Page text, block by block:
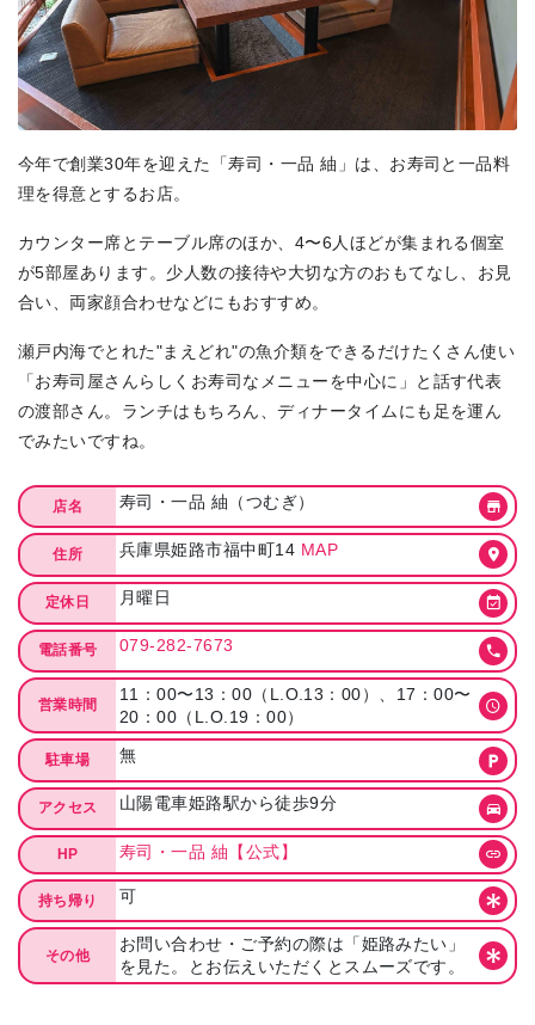
今年で創業30年を迎えた「寿司・一品 紬」は、お寿司と一品料
理を得意とするお店。
カウンター席とテーブル席のほか、4〜6人ほどが集まれる個室
が5部屋あります。少人数の接待や大切な方のおもてなし、お見
合い、両家顔合わせなどにもおすすめ。
瀬戸内海でとれた"まえどれ"の魚介類をできるだけたくさん使い
「お寿司屋さんらしくお寿司なメニューを中心に」と話す代表
の渡部さん。ランチはもちろん、ディナータイムにも足を運ん
でみたいですね。
店名 寿司・一品 紬（つむぎ）
住所 兵庫県姫路市福中町14 MAP
定休日 月曜日
電話番号 079-282-7673
営業時間
11：00〜13：00（L.O.13：00）、17：00〜
20：00（L.O.19：00）
駐車場 無
アクセス 山陽電車姫路駅から徒歩9分
HP 寿司・一品 紬【公式】
持ち帰り 可
その他
お問い合わせ・ご予約の際は「姫路みたい」
を見た。とお伝えいただくとスムーズです。